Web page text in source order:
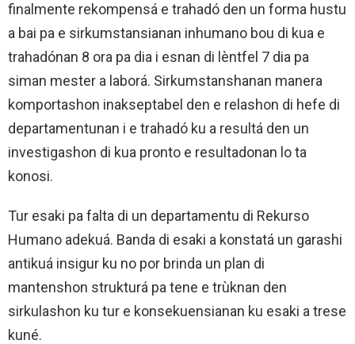
finalmente rekompensá e trahadó den un forma hustu
a bai pa e sirkumstansianan inhumano bou di kua e
trahadónan 8 ora pa dia i esnan di lèntfel 7 dia pa
siman mester a laborá. Sirkumstanshanan manera
komportashon inakseptabel den e relashon di hefe di
departamentunan i e trahadó ku a resultá den un
investigashon di kua pronto e resultadonan lo ta
konosi.
Tur esaki pa falta di un departamentu di Rekurso
Humano adekuá. Banda di esaki a konstatá un garashi
antikuá insigur ku no por brinda un plan di
mantenshon strukturá pa tene e trùknan den
sirkulashon ku tur e konsekuensianan ku esaki a trese
kuné.